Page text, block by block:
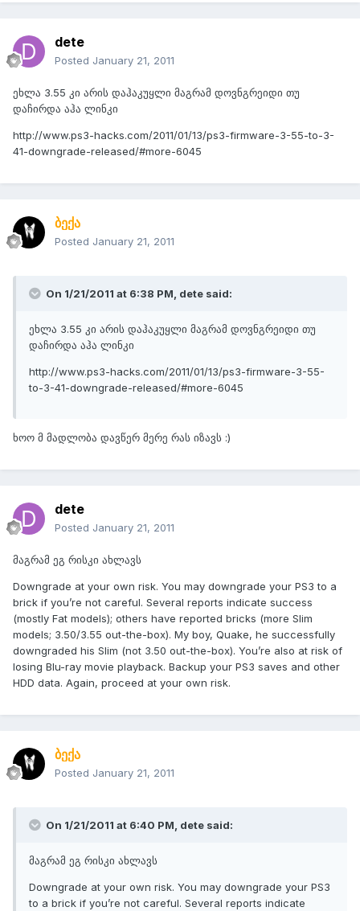
dete
Posted January 21, 2011
ეხლა 3.55 კი არის დაჰაკუყლი მაგრამ დოვნგრეიდი თუ
დაჩირდა აჰა ლინკი
http://www.ps3-hacks.com/2011/01/13/ps3-firmware-3-55-to-3-
41-downgrade-released/#more-6045
ბექა
Posted January 21, 2011
On 1/21/2011 at 6:38 PM, dete said:
ეხლა 3.55 კი არის დაჰაკუყლი მაგრამ დოვნგრეიდი თუ
დაჩირდა აჰა ლინკი
http://www.ps3-hacks.com/2011/01/13/ps3-firmware-3-55-
to-3-41-downgrade-released/#more-6045
ხოო მ მადლობა დავწერ მერე რას იზავს :)
dete
Posted January 21, 2011
მაგრამ ეგ რისკი ახლავს
Downgrade at your own risk. You may downgrade your PS3 to a
brick if you’re not careful. Several reports indicate success
(mostly Fat models); others have reported bricks (more Slim
models; 3.50/3.55 out-the-box). My boy, Quake, he successfully
downgraded his Slim (not 3.50 out-the-box). You’re also at risk of
losing Blu-ray movie playback. Backup your PS3 saves and other
HDD data. Again, proceed at your own risk.
ბექა
Posted January 21, 2011
On 1/21/2011 at 6:40 PM, dete said:
მაგრამ ეგ რისკი ახლავს
Downgrade at your own risk. You may downgrade your PS3
to a brick if you’re not careful. Several reports indicate